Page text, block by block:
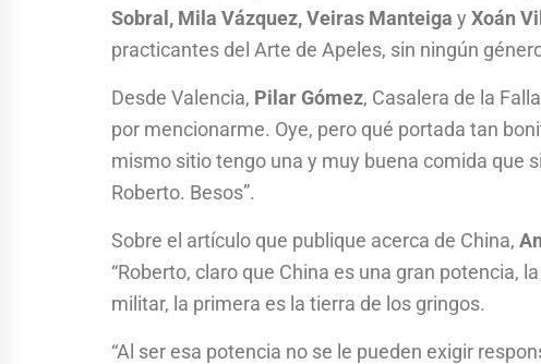
Sobral, Mila Vázquez, Veiras Manteiga y Xoán
practicantes del Arte de Apeles, sin ningún
Desde Valencia, Pilar Gómez, Casalera de la
por mencionarme. Oye, pero qué portada tan
mismo sitio tengo una y muy buena comida que
Roberto. Besos”.
Sobre el artículo que publique acerca de China,
“Roberto, claro que China es una gran potencia,
militar, la primera es la tierra de los gringos.
“Al ser esa potencia no se le pueden exigir